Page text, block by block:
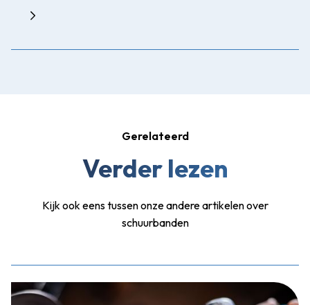
Gerelateerd
Verder lezen
Kijk ook eens tussen onze andere artikelen over
schuurbanden